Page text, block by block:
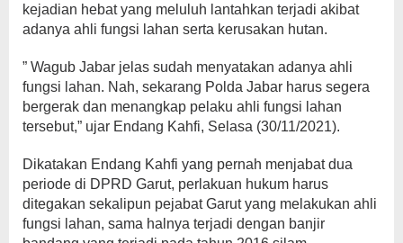
kejadian hebat yang meluluh lantahkan terjadi akibat
adanya ahli fungsi lahan serta kerusakan hutan.
” Wagub Jabar jelas sudah menyatakan adanya ahli
fungsi lahan. Nah, sekarang Polda Jabar harus segera
bergerak dan menangkap pelaku ahli fungsi lahan
tersebut,” ujar Endang Kahfi, Selasa (30/11/2021).
Dikatakan Endang Kahfi yang pernah menjabat dua
periode di DPRD Garut, perlakuan hukum harus
ditegakan sekalipun pejabat Garut yang melakukan ahli
fungsi lahan, sama halnya terjadi dengan banjir